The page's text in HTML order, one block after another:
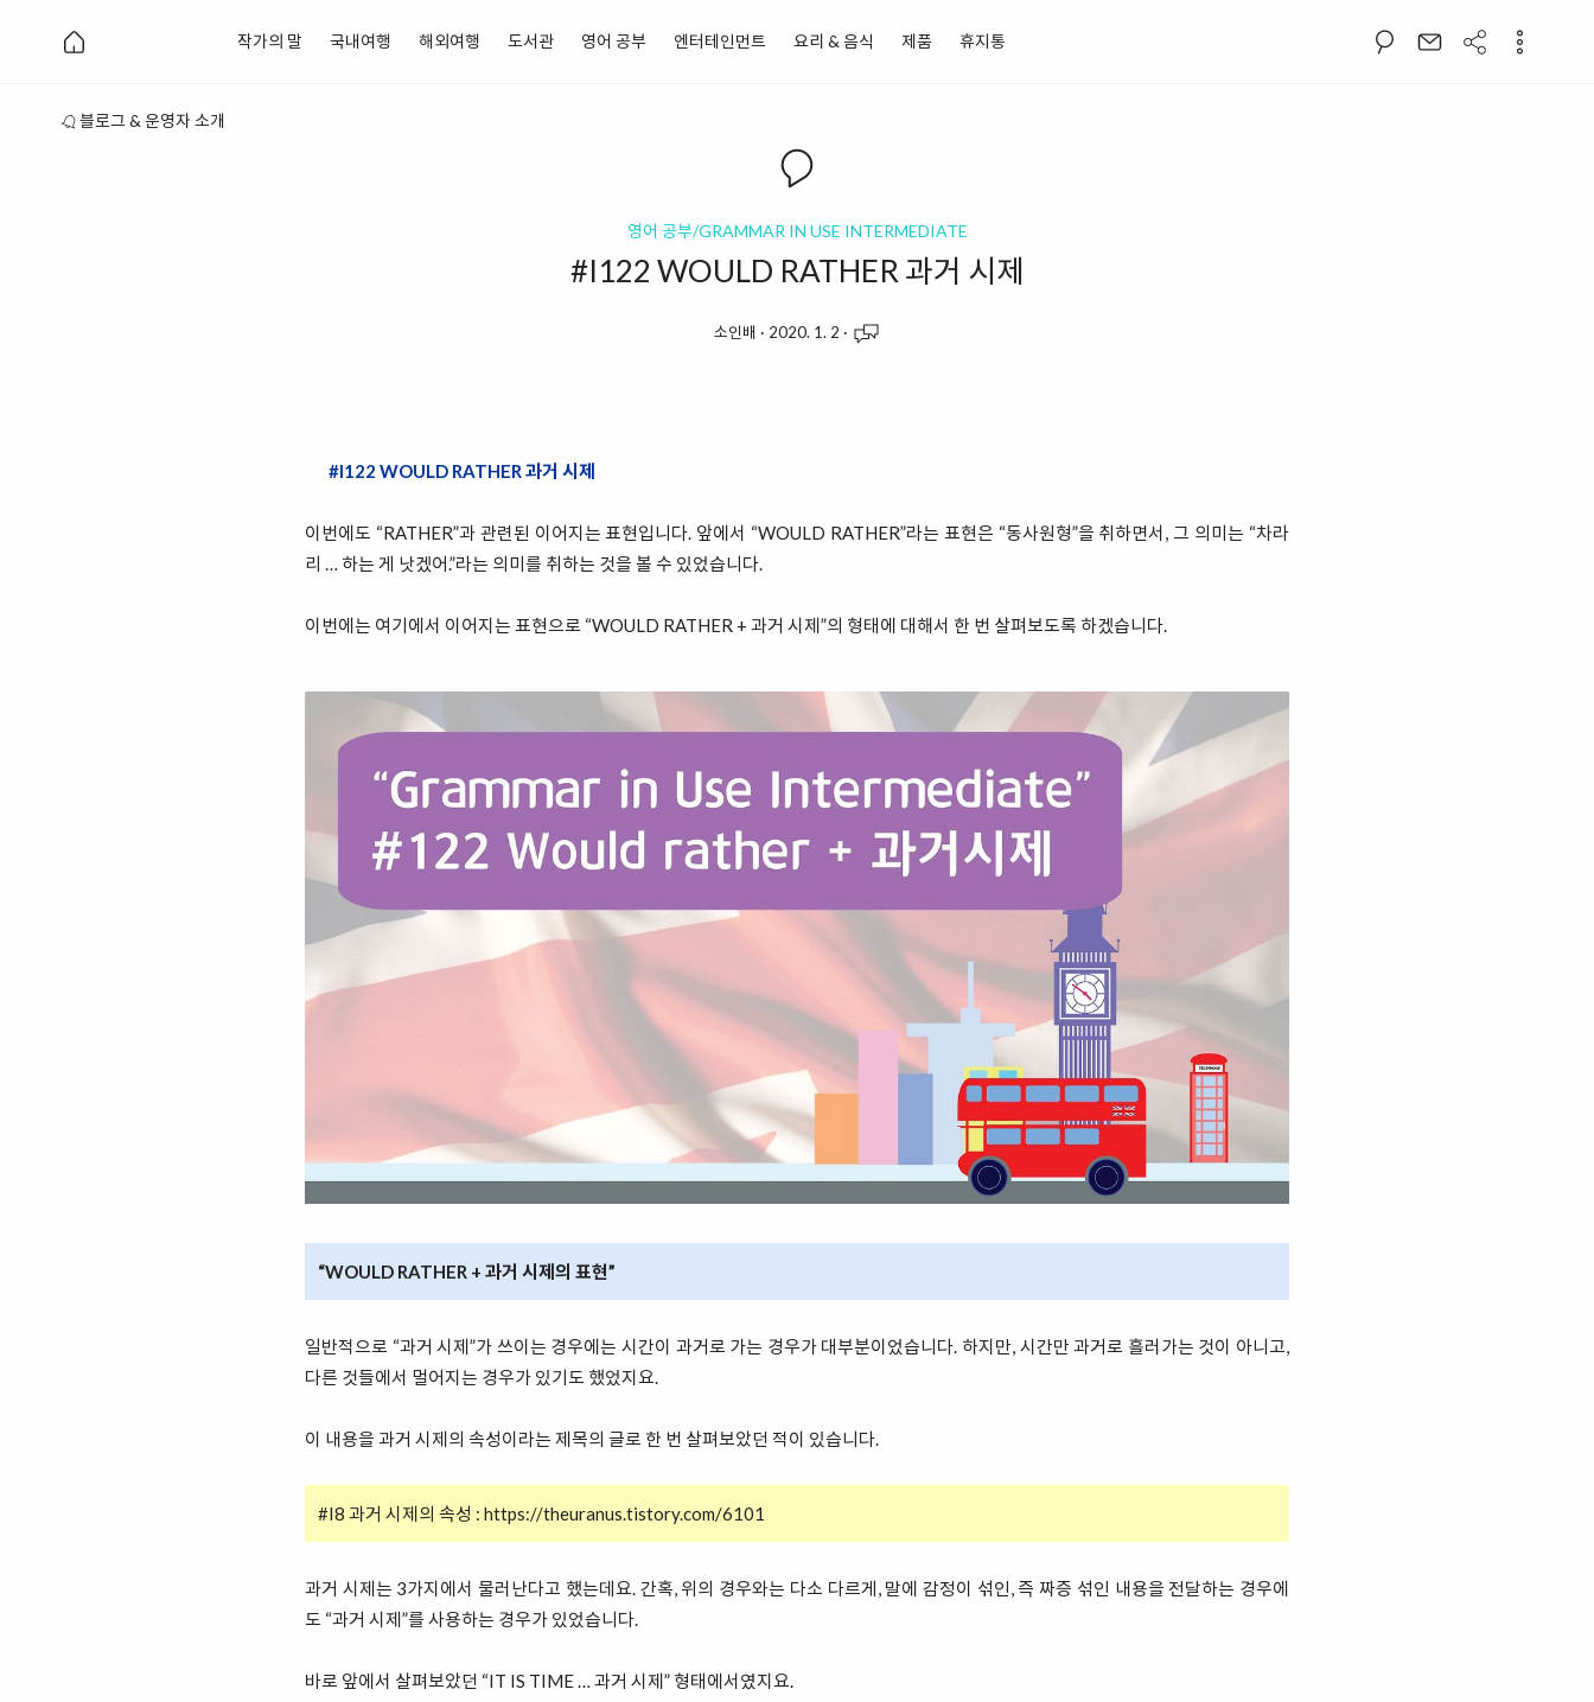
작가의 말 국내여행 해외여행 도서관 영어 공부 엔터테인먼트 요리 & 음식 제품 휴지통
블로그 & 운영자 소개
영어 공부/GRAMMAR IN USE INTERMEDIATE
#I122 WOULD RATHER 과거 시제
소인배 · 2020. 1. 2 ·
#I122 WOULD RATHER 과거 시제
이번에도 “RATHER”과 관련된 이어지는 표현입니다. 앞에서 “WOULD RATHER”라는 표현은 “동사원형”을 취하면서, 그 의미는 “차라
리 … 하는 게 낫겠어.”라는 의미를 취하는 것을 볼 수 있었습니다.
이번에는 여기에서 이어지는 표현으로 “WOULD RATHER + 과거 시제”의 형태에 대해서 한 번 살펴보도록 하겠습니다.
“WOULD RATHER + 과거 시제의 표현”
일반적으로 “과거 시제”가 쓰이는 경우에는 시간이 과거로 가는 경우가 대부분이었습니다. 하지만, 시간만 과거로 흘러가는 것이 아니고,
다른 것들에서 멀어지는 경우가 있기도 했었지요.
이 내용을 과거 시제의 속성이라는 제목의 글로 한 번 살펴보았던 적이 있습니다.
#I8 과거 시제의 속성 : https://theuranus.tistory.com/6101
과거 시제는 3가지에서 물러난다고 했는데요. 간혹, 위의 경우와는 다소 다르게, 말에 감정이 섞인, 즉 짜증 섞인 내용을 전달하는 경우에
도 “과거 시제”를 사용하는 경우가 있었습니다.
바로 앞에서 살펴보았던 “IT IS TIME … 과거 시제” 형태에서였지요.